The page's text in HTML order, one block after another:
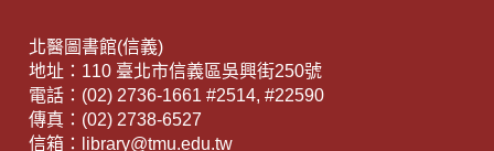
北醫圖書館(信義)
地址：110 臺北市信義區吳興街250號
電話：(02) 2736-1661 #2514, #22590
傳真：(02) 2738-6527
信箱：library@tmu.edu.tw